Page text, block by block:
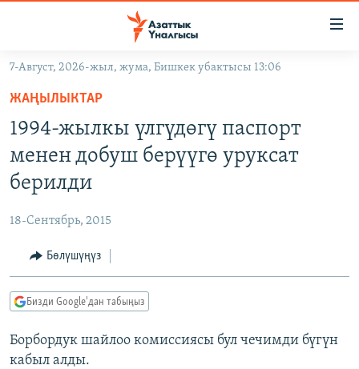
Навигацияга
өтүңүз
салыңыз
МАДАНИЯТ
УКРАИНА
ТВ ПРОГРАММАЛАР
БҮГҮН АЗАТТЫКТА
ДАНИСТЕ
ПОДКАСТ
Русский
7-Август, 2026-жыл, жума, Бишкек убактысы 13:06
ЖАҢЫЛЫКТАР
1994-жылкы үлгүдөгү паспорт
менен добуш берүүгө уруксат
берилди
18-Сентябрь, 2015
Бөлүшүңүз
Бизди Google'дан табыңыз
Борбордук шайлоо комиссиясы бул чечимди бүгүн
кабыл алды.